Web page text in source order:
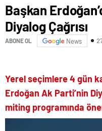
Başkan
Diyalog Çağrısı
ABONE OL News
Yerel seçimlere 4 gün
Erdoğan Ak Parti’nin
miting programında